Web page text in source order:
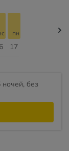
17
пн
ночей, без